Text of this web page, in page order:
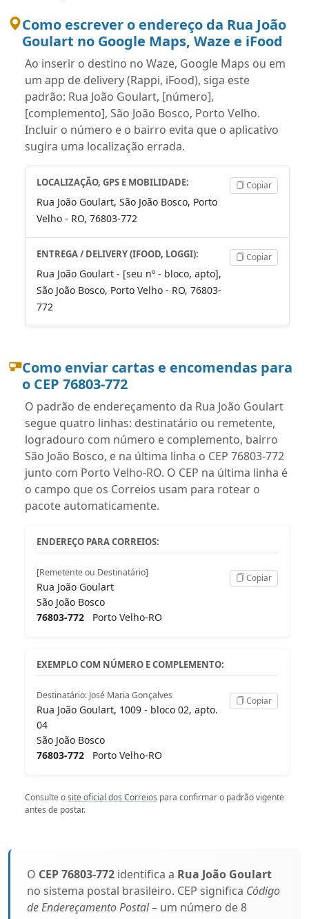
Como escrever o endereço da Rua João
Goulart no Google Maps, Waze e iFood
Ao inserir o destino no Waze, Google Maps ou em
um app de delivery (Rappi, iFood), siga este
padrão: Rua João Goulart, [número],
[complemento], São João Bosco, Porto Velho.
Incluir o número e o bairro evita que o aplicativo
sugira uma localização errada.
LOCALIZAÇÃO, GPS E MOBILIDADE:
Rua João Goulart, São João Bosco, Porto
Velho - RO, 76803-772
Copiar
ENTREGA / DELIVERY (IFOOD, LOGGI):
Rua João Goulart - [seu nº - bloco, apto],
São João Bosco, Porto Velho - RO, 76803-
772
Copiar
Como enviar cartas e encomendas para
o CEP 76803-772
O padrão de endereçamento da Rua João Goulart
segue quatro linhas: destinatário ou remetente,
logradouro com número e complemento, bairro
São João Bosco, e na última linha o CEP 76803-772
junto com Porto Velho-RO. O CEP na última linha é
o campo que os Correios usam para rotear o
pacote automaticamente.
ENDEREÇO PARA CORREIOS:
[Remetente ou Destinatário]
Rua João Goulart
São João Bosco
76803-772 Porto Velho-RO
Copiar
EXEMPLO COM NÚMERO E COMPLEMENTO:
Destinatário: José Maria Gonçalves
Rua João Goulart, 1009 - bloco 02, apto.
04
São João Bosco
76803-772 Porto Velho-RO
Copiar
Consulte osite oficial dos Correios para confirmar o padrão vigente
antes de postar.
O CEP 76803-772 identifica a Rua João Goulart
no sistema postal brasileiro. CEP significa Código
de Endereçamento Postal– um número de 8